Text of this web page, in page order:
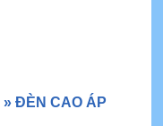
» ĐÈN CAO ÁP